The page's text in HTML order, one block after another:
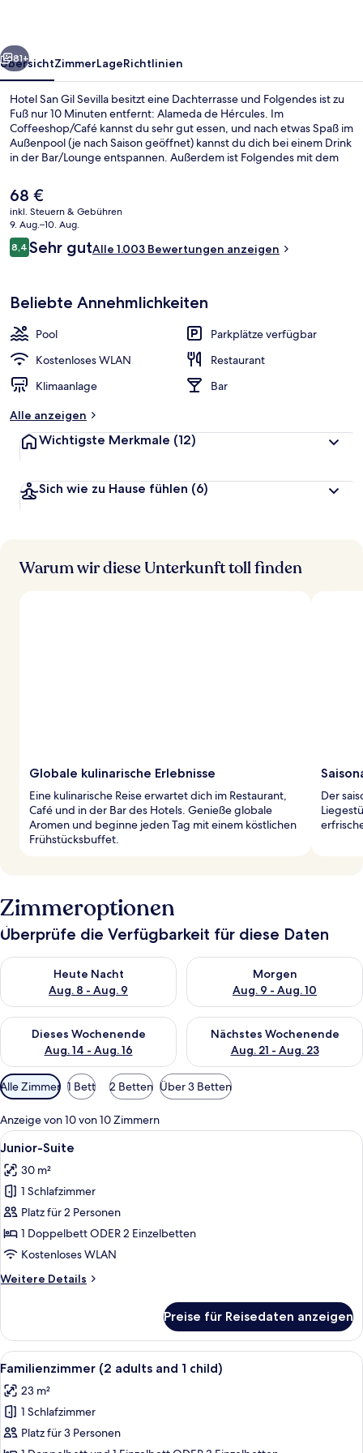
Weiter
81+
ÜbersichtZimmerLageRichtlinien
Hotel San Gil Sevilla besitzt eine Dachterrasse und Folgendes ist zu
Fuß nur 10 Minuten entfernt: Alameda de Hércules. Im
Coffeeshop/Café kannst du sehr gut essen, und nach etwas Spaß im
Außenpool (je nach Saison geöffnet) kannst du dich bei einem Drink
in der Bar/Lounge entspannen. Außerdem ist Folgendes mit dem
Armas (Einkaufszentrum). Andere Reisende lieben das hilfsbereite
Personal.
Der
aktuelle
Preis
beträgt
68 €.
68 €
inkl. Steuern & Gebühren
9. Aug.–10. Aug.
Bewertungen
8,48,4 von 10.
Sehr gutAlle 1.003 Bewertungen anzeigen
Beliebte Annehmlichkeiten
Pool
Parkplätze verfügbar
Kostenloses WLAN
Restaurant
Klimaanlage
Bar
Alle anzeigen
Wichtigste Merkmale (12)
Sich wie zu Hause fühlen (6)
Warum wir diese Unterkunft toll finden
Globale kulinarische Erlebnisse
Eine kulinarische Reise erwartet dich im Restaurant,
Café und in der Bar des Hotels. Genieße globale
Aromen und beginne jeden Tag mit einem köstlichen
Frühstücksbuffet.
Der
Zimmeroptionen
Überprüfe die Verfügbarkeit für diese Daten
Heute Nacht
Aug. 8 - Aug. 9
Überprüfe die Verfügbarkeit für heute Nacht, Aug. 8 - Aug. 9.
Morgen
Aug. 9 - Aug. 10
Überprüfe die Verfügbarkeit
Dieses Wochenende
Aug. 14 - Aug. 16
Überprüfe die Verfügbarkeit für dieses Wochenende, Aug. 14
Nächstes Wochenende
Aug. 21 - Aug. 23
Überprüfe die Verfügbarkeit
Verfügbare
Filter
für
Zimmer
Alle Zimmer 1 Bett 2 Betten Über 3 Betten
Anzeige von 10 von 10 Zimmern
Alle
Fotos
für
Junior-
Suite
anzeigen
Ein Hotelzimmer mit einem Bett,
10
Junior-Suite
30 m²
1 Schlafzimmer
Platz für 2 Personen
1 Doppelbett ODER 2 Einzelbetten
Kostenloses WLAN
Weitere Details
Weitere
Suite
Preise für Reisedaten anzeigen
Alle
Fotos
für
Familienzimmer
(2
Familienzimmer (2 adults and 1
11
Familienzimmer (2 adults and 1 child)
23 m²
1 Schlafzimmer
Platz für 3 Personen